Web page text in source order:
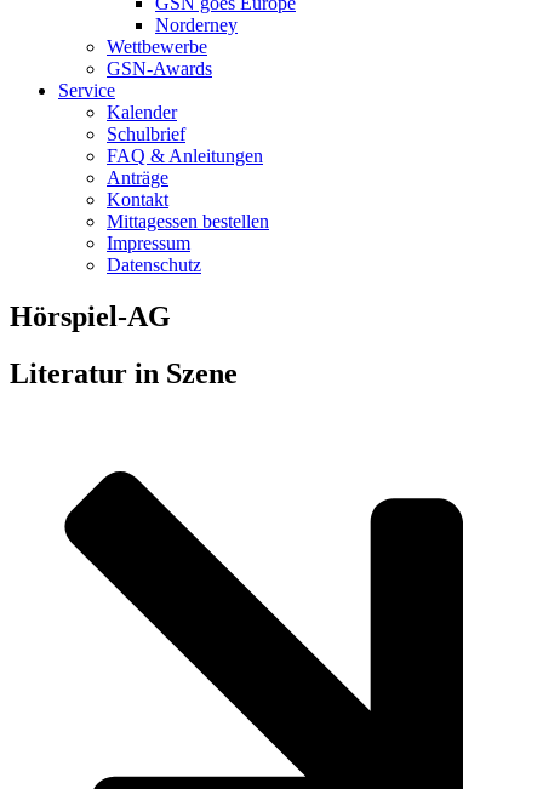
Norderney
Wettbewerbe
GSN-Awards
Service
Kalender
Schulbrief
FAQ & Anleitungen
Anträge
Kontakt
Mittagessen bestellen
Impressum
Datenschutz
Hörspiel-AG
Literatur in Szene